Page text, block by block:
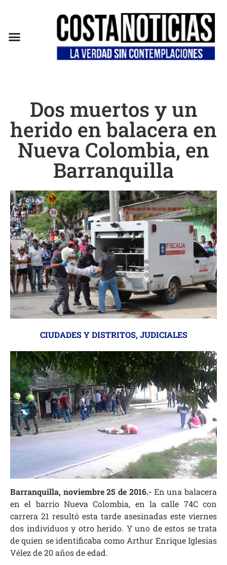
Dos muertos y un
herido en balacera en
Nueva Colombia, en
Barranquilla
CIUDADES Y DISTRITOS,JUDICIALES
Barranquilla, noviembre 25 de 2016.-En una balacera
en el barrio Nueva Colombia, en la calle 74C con
carrera 21 resultó esta tarde asesinadas este viernes
dos individuos y otro herido. Y uno de estos se trata
de quien se identificaba como Arthur Enrique Iglesias
Vélez de 20 años de edad.